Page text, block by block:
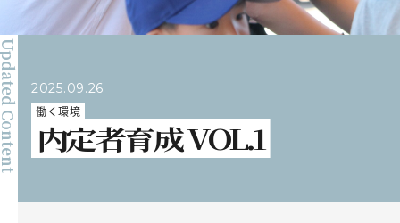
2025.09.26
働く環境
内定者育成 VOL.1